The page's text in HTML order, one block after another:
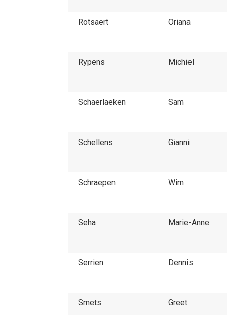
Rotsaert Oriana
Rypens Michiel
Schaerlaeken Sam
Schellens Gianni
Schraepen Wim
Seha Marie-Anne
Serrien Dennis
Smets Greet